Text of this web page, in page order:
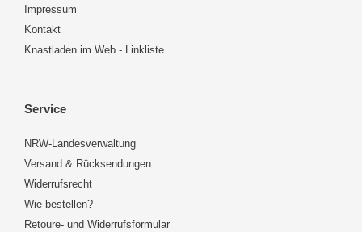
Impressum
Kontakt
Knastladen im Web - Linkliste
Service
NRW-Landesverwaltung
Versand & Rücksendungen
Widerrufsrecht
Wie bestellen?
Retoure- und Widerrufsformular